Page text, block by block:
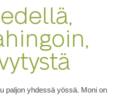
paljon yhdessä yössä. Moni on